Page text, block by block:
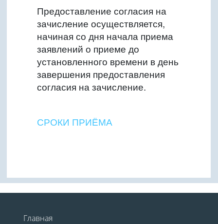
Предоставление согласия на
зачисление осуществляется,
начиная со дня начала приема
заявлений о приеме до
установленного времени в день
завершения предоставления
согласия на зачисление.
СРОКИ ПРИЁМА
Главная